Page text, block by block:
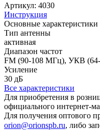
Артикул: 4030
Инструкция
Основные характеристики
Тип антенны
активная
Диапазон частот
FM (90-108 МГц), УКВ
Усиление
30 дБ
Все характеристики
Для приобретения в
официального интернет-
Для получения оптового
orion@orionspb.ru, либо